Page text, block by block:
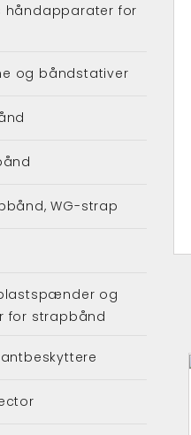
håndapparater for
og båndstativer
WG-strap
og
for strapbånd